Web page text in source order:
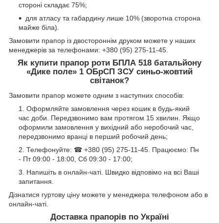
стороні складає 75%;
для атласу та габардину лише 10% (зворотна сторона
майже біла).
Замовити прапор із двостороннім друком можете у наших
менеджерів за телефонами: +380 (95) 275-11-45.
Як купити прапор роти БПЛА 518 батальйону
«Дике поле» 1 ОБрСП ЗСУ синьо-жовтий
світанок?
Замовити прапор можете одним з наступних способів:
Оформляйте замовлення через кошик в будь-який
час доби. Передзвонимо вам протягом 15 хвилин. Якщо
оформили замовлення у вихідний або неробочий час,
передзвонимо вранці в перший робочий день;
Телефонуйте: ☎ +380 (95) 275-11-45. Працюємо: Пн
- Пт 09:00 - 18:00, Сб 09:30 - 17:00;
Напишіть в онлайн-чаті. Швидко відповімо на всі Ваші
запитання.
Дізнатися гуртову ціну можете у менеджера телефоном або в
онлайн-чаті.
Доставка прапорів по Україні